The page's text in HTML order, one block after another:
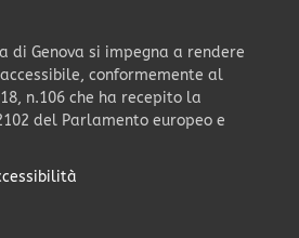
di Genova si impegna a rendere
conformemente al
n.106 che ha recepito la
del Parlamento europeo e